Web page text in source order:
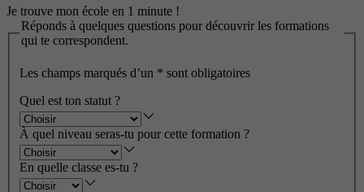
Je trouve mon école en 1 minute !
Réponds à quelques questions pour découvrir les formations
qui te correspondent.
Les champs marqués d’un * sont obligatoires
Quel est ton statut ?
À quel niveau seras-tu pour cette formation ?
En quelle classe es-tu ?